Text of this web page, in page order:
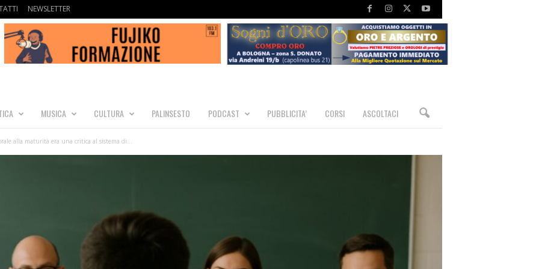
NEWSLETTER
MUSICA CULTURA PALINSESTO PODCAST PUBBLICITA’ CORSI ASCOLTACI
alla maturità era una critica al sistema di...